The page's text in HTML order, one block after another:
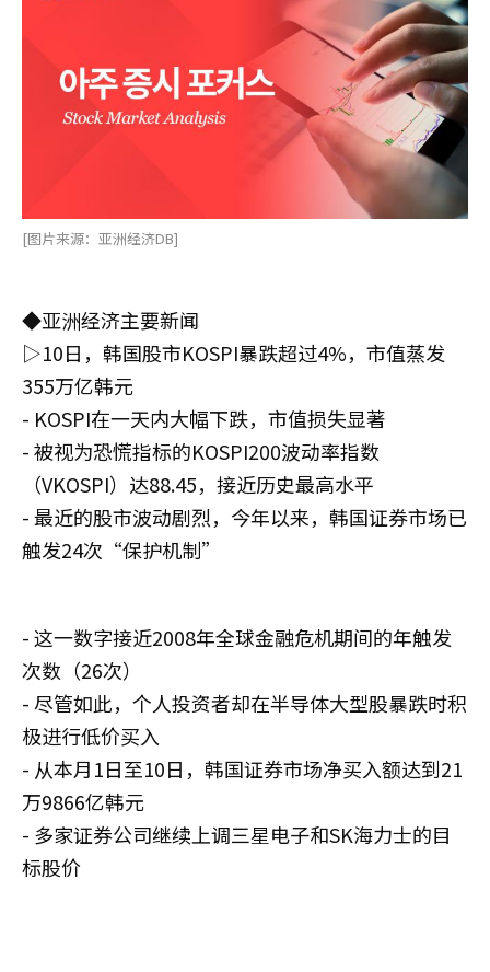
[图片来源：亚洲经济DB]
◆亚洲经济主要新闻
▷10日，韩国股市KOSPI暴跌超过4%，市值蒸发
355万亿韩元
- KOSPI在一天内大幅下跌，市值损失显著
- 被视为恐慌指标的KOSPI200波动率指数
（VKOSPI）达88.45，接近历史最高水平
- 最近的股市波动剧烈，今年以来，韩国证券市场已
触发24次“保护机制”
- 这一数字接近2008年全球金融危机期间的年触发
次数（26次）
- 尽管如此，个人投资者却在半导体大型股暴跌时积
极进行低价买入
- 从本月1日至10日，韩国证券市场净买入额达到21
万9866亿韩元
- 多家证券公司继续上调三星电子和SK海力士的目
标股价